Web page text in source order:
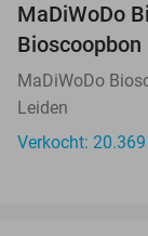
MaDiWoDo
Bioscoopbon
MaDiWoDo
Leiden
Verkocht: 20.369